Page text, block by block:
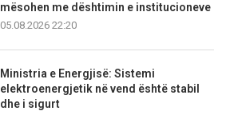
mësohen me dështimin e institucioneve
05.08.2026 22:20
Ministria e Energjisë: Sistemi
elektroenergjetik në vend është stabil
dhe i sigurt